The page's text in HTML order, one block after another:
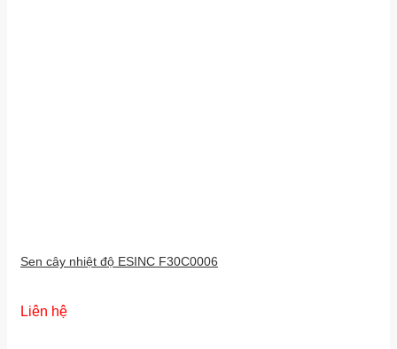
Sen cây nhiệt độ ESINC F30C0006
Liên hệ